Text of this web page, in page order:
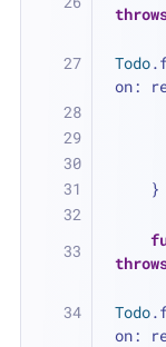
Todo
on:
    }
Todo
on: